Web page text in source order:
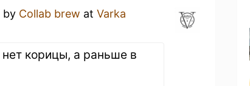
by Collab brew at Varka
корицы, а раньше в